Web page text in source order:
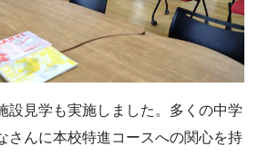
設見学も実施しました。多くの中学
さんに本校特進コースへの関心を持